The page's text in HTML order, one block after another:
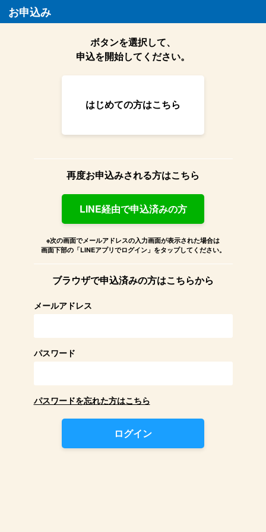
お申込み
ボタンを選択して、
申込を開始してください。
はじめての方はこちら
再度お申込みされる方はこちら
LINE経由で申込済みの方
※次の画面でメールアドレスの入力画面が表示された場合は
画面下部の「LINEアプリでログイン」をタップしてください。
ブラウザで申込済みの方はこちらから
メールアドレス
パスワード
パスワードを忘れた方はこちら
ログイン